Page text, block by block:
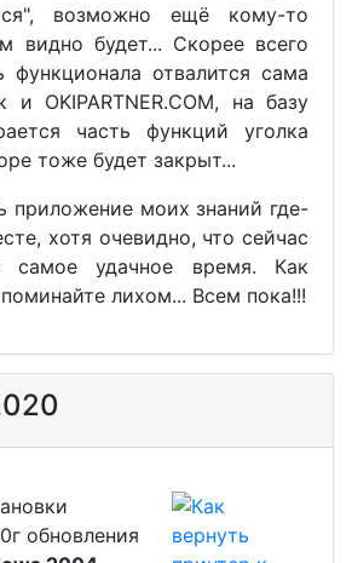
возможно ещё кому-то
видно будет... Скорее всего
функционала отвалится сама
и OKIPARTNER.COM, на базу
часть функций уголка
тоже будет закрыт...
приложение моих знаний где-
хотя очевидно, что сейчас
самое удачное время. Как
лихом... Всем пока!!!
обновления